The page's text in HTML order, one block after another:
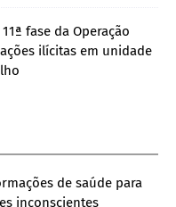
fase da Operação
ilícitas em unidade
de saúde para
inconscientes